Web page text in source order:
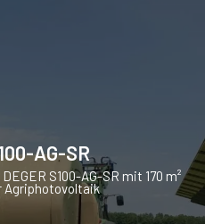
AG-SR
S100-AG-SR mit 170 m²
Agriphotovoltaik